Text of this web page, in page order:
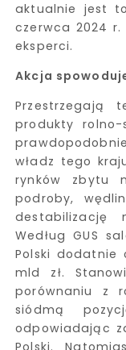
aktualnie jest
czerwca 2024
eksperci.
Akcja
Przestrzegają
produkty rolno-
władz tego
rynków zbytu
podroby,
destabilizację
Według GUS
Polski dodatnie
mld zł.
porównaniu z
siódmą
odpowiadając